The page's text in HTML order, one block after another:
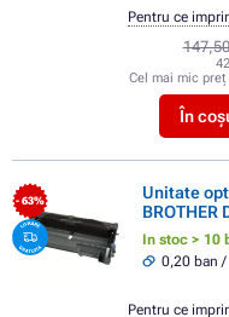
Cel mai mic
În
Pentru ce
- 63%
Unitate
In stoc > 10
0,20 ban /
Pentru ce